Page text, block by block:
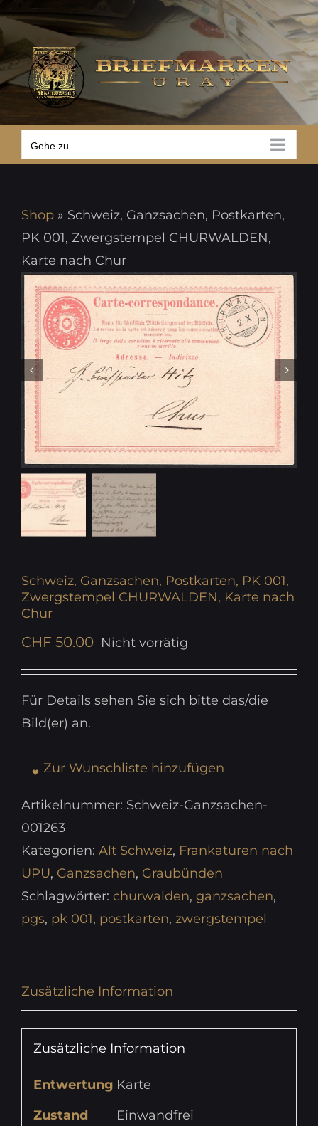
Zum
Inhalt
springen
Gehe zu ...
Gehe zu ...
Shop » Schweiz, Ganzsachen, Postkarten,
PK 001, Zwergstempel CHURWALDEN,
Karte nach Chur
Schweiz, Ganzsachen, Postkarten, PK 001,
Zwergstempel CHURWALDEN, Karte nach
Chur
CHF 50.00 Nicht vorrätig
Für Details sehen Sie sich bitte das/die
Bild(er) an.
Zur Wunschliste hinzufügen
Artikelnummer: Schweiz-Ganzsachen-
001263
Kategorien: Alt Schweiz, Frankaturen nach
UPU, Ganzsachen, Graubünden
Schlagwörter: churwalden, ganzsachen,
pgs, pk 001, postkarten, zwergstempel
Zusätzliche Information
Zusätzliche Information
Entwertung Karte
Zustand
Einwandfrei